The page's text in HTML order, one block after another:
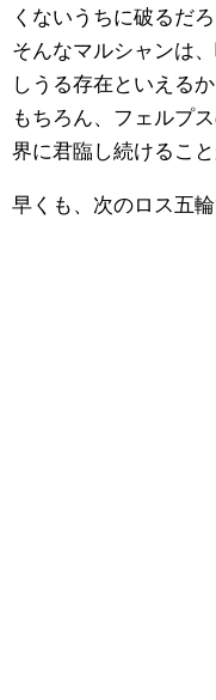
くないうちに破るだろ
そんなマルシャンは
しうる存在といえるか
もちろん、フェルプ
界に君臨し続けること
早くも、次のロス五